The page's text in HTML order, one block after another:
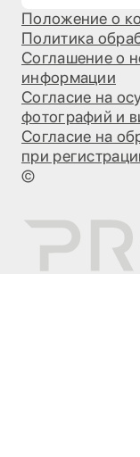
Положение о
Политика
Соглашение о
информации
Согласие на
фотографий и
Согласие на
при
©